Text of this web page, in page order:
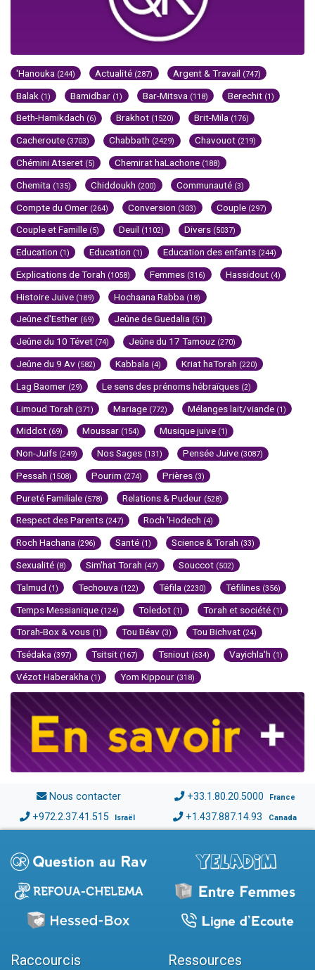
'Hanouka (244) Actualité (287) Argent & Travail (747)
Balak (1) Bamidbar (1) Bar-Mitsva (118) Berechit (1)
Beth-Hamikdach (6) Brakhot (1520) Brit-Mila (176)
Cacheroute (3703) Chabbath (2429) Chavouot (219)
Chémini Atseret (5) Chemirat haLachone (188)
Chemita (135) Chiddoukh (200) Communauté (3)
Compte du Omer (264) Conversion (303) Couple (297)
Couple et Famille (5) Deuil (1102) Divers (5037)
Education (1) Education (1) Education des enfants (244)
Explications de Torah (1058) Femmes (316) Hassidout (4)
Histoire Juive (189) Hochaana Rabba (18)
Jeûne d'Esther (69) Jeûne de Guedalia (51)
Jeûne du 10 Tévet (74) Jeûne du 17 Tamouz (270)
Jeûne du 9 Av (582) Kabbala (4) Kriat haTorah (220)
Lag Baomer (29) Le sens des prénoms hébraïques (2)
Limoud Torah (371) Mariage (772) Mélanges lait/viande (1)
Middot (69) Moussar (154) Musique juive (1)
Non-Juifs (249) Nos Sages (131) Pensée Juive (3087)
Pessah (1508) Pourim (274) Prières (3)
Pureté Familiale (578) Relations & Pudeur (528)
Respect des Parents (247) Roch 'Hodech (4)
Roch Hachana (296) Santé (1) Science & Torah (33)
Sexualité (8) Sim'hat Torah (47) Souccot (502)
Talmud (1) Techouva (122) Téfila (2230) Téfilines (356)
Temps Messianique (124) Toledot (1) Torah et société (1)
Torah-Box & vous (1) Tou Béav (3) Tou Bichvat (24)
Tsédaka (397) Tsitsit (167) Tsniout (634) Vayichla'h (1)
Vézot Haberakha (1) Yom Kippour (318)
Nous contacter +33.1.80.20.5000 France
+972.2.37.41.515 Israël +1.437.887.14.93 Canada
Raccourcis Ressources